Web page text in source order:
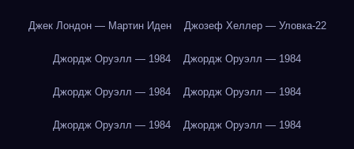
Джек Лондон — Мартин Иден Джозеф Хеллер — Уловка-22
Джордж Оруэлл — 1984 Джордж Оруэлл — 1984
Джордж Оруэлл — 1984 Джордж Оруэлл — 1984
Джордж Оруэлл — 1984 Джордж Оруэлл — 1984